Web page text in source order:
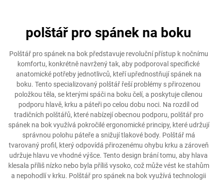
polštář pro spánek na boku
Polštář pro spánek na bok představuje revoluční přístup k nočnímu
komfortu, konkrétně navržený tak, aby podporoval specifické
anatomické potřeby jednotlivců, kteří upřednostňují spánek na
boku. Tento specializovaný polštář řeší problémy s přirozenou
položkou těla, se kterými spáči na boku čelí, a poskytuje cílenou
podporu hlavě, krku a páteři po celou dobu noci. Na rozdíl od
tradičních polštářů, které nabízejí obecnou podporu, polštář pro
spánek na bok využívá pokročilé ergonomické principy, které udržují
správnou polohu páteře a snižují tlakové body. Polštář má
tvarovaný profil, který odpovídá přirozenému ohybu krku a zároveň
udržuje hlavu ve vhodné výšce. Tento design brání tomu, aby hlava
klesala příliš nízko nebo byla příliš vysoko, což může vést ke stahům
a nepohodlí v krku. Polštář pro spánek na bok využívá technologii